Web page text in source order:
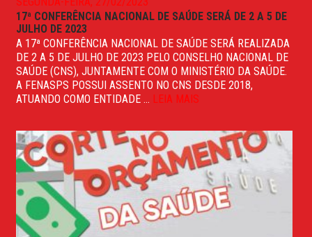
17ª CONFERÊNCIA NACIONAL DE SAÚDE SERÁ DE 2 A 5 DE
JULHO DE 2023
A 17ª CONFERÊNCIA NACIONAL DE SAÚDE SERÁ REALIZADA
DE 2 A 5 DE JULHO DE 2023 PELO CONSELHO NACIONAL DE
SAÚDE (CNS), JUNTAMENTE COM O MINISTÉRIO DA SAÚDE.
A FENASPS POSSUI ASSENTO NO CNS DESDE 2018,
ATUANDO COMO ENTIDADE ... LEIA MAIS